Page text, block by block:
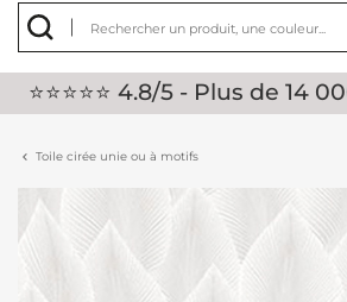
⭐⭐⭐⭐⭐ 4.8/5 - Plus de 14
Toile cirée unie ou à motifs